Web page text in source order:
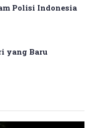
Polisi Indonesia
yang Baru